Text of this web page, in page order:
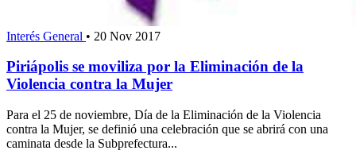
Interés General • 20 Nov 2017
Piriápolis se moviliza por la Eliminación de la
Violencia contra la Mujer
Para el 25 de noviembre, Día de la Eliminación de la Violencia
contra la Mujer, se definió una celebración que se abrirá con una
caminata desde la Subprefectura...